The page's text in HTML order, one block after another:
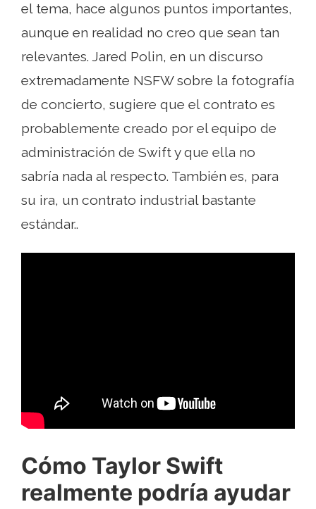
el tema, hace algunos puntos importantes,
aunque en realidad no creo que sean tan
relevantes. Jared Polin, en un discurso
extremadamente NSFW sobre la fotografía
de concierto, sugiere que el contrato es
probablemente creado por el equipo de
administración de Swift y que ella no
sabría nada al respecto. También es, para
su ira, un contrato industrial bastante
estándar..
Cómo Taylor Swift
realmente podría ayudar